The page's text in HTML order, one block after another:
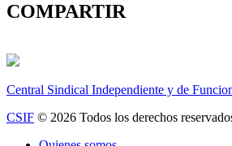
COMPARTIR
Central Sindical Independiente y de
CSIF © 2026 Todos los derechos